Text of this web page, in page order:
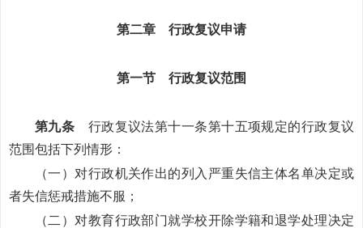
第二章 行政复议申请
第一节 行政复议范围
第九条 行政复议法第十一条第十五项规定的行政复议
范围包括下列情形：
（一）对行政机关作出的列入严重失信主体名单决定或
者失信惩戒措施不服；
（二）对教育行政部门就学校开除学籍和退学处理决定